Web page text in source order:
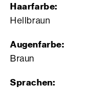
Haarfarbe:
Hellbraun
Augenfarbe:
Braun
Sprachen: